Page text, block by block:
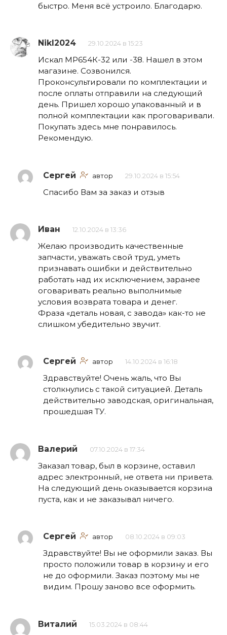
быстро. Меня всё устроило. Благодарю.
NikI2024 29.10.2024 в 15:23
Искал МР654К-32 или -38. Нашел в этом
магазине. Созвонился.
Проконсультировали по комплектации и
после оплаты отправили на следующий
день. Пришел хорошо упакованный и в
полной комплектации как проговаривали.
Покупать здесь мне понравилось.
Рекомендую.
Сергей автор 29.10.2024 в 15:54
Спасибо Вам за заказ и отзыв
Иван 12.10.2024 в 13:36
Желаю производить качественные
запчасти, уважать свой труд, уметь
признавать ошибки и действительно
работать над их исключением, заранее
оговаривать реально выполнимые
условия возврата товара и денег.
Фраза «деталь новая, с завода» как-то не
слишком убедительно звучит.
Сергей автор 14.10.2024 в 16:18
Здравствуйте! Очень жаль, что Вы
столкнулись с такой ситуацией. Деталь
действительно заводская, оригинальная,
прошедшая ТУ.
Валерий 07.10.2024 в 17:34
Заказал товар, был в корзине, оставил
адрес электронный, не ответа ни привета.
На следующий день оказывается корзина
пуста, как и не заказывал ничего.
Сергей автор 08.10.2024 в 09:03
Здравствуйте! Вы не оформили заказ. Вы
просто положили товар в корзину и его
не до оформили. Заказ поэтому мы не
видим. Прошу заново все оформить.
Виталий 15.03.2024 в 08:44